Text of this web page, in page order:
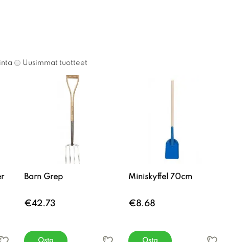
Uusimmat tuotteet
Barn Grep
€42.73
Miniskyffel 70cm
€8.68